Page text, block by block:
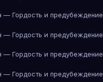
— Гордость и предубеждение
— Гордость и предубеждение
Гордость и предубеждение
Гордость и предубеждение